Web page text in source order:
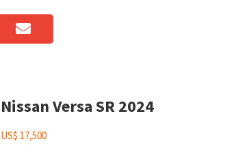
Nissan Versa SR 2024
US$ 17,500